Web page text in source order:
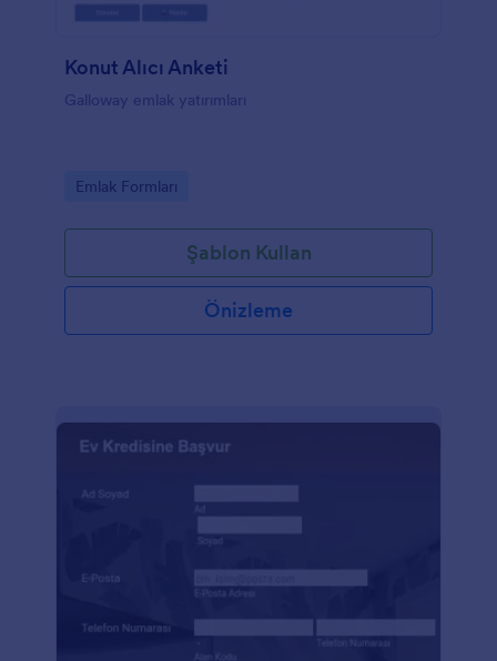
Konut Alıcı Anketi
Galloway emlak yatırımları
Go to Category:
Emlak Formları
Şablon Kullan
Önizleme